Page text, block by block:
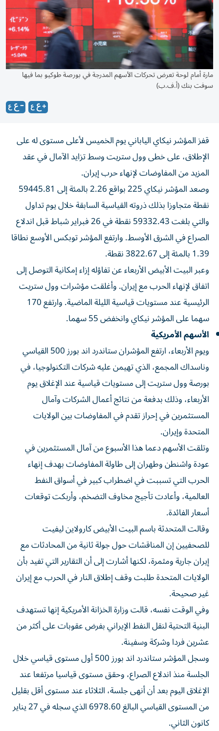
مارة أمام لوحة تعرض تحركات الأسهم المدرجة في بورصة طوكيو بما فيها
سوفت بنك (أ.ف.ب)
قفز المؤشر نيكاي الياباني يوم ​الخميس ⁠لأعلى مستوى ‌له على
الإطلاق، ‌على خطى وول ستريت وسط تزايد الآمال في عقد
المزيد من ‌المفاوضات لإنهاء حرب إيران.
وصعد ⁠المؤشر نيكاي 225 بواقع 2.26 بالمئة إلى 59445.81
نقطة متجاوزا بذلك ذروته القياسية السابقة خلال يوم ​تداول
والتي بلغت 59332.43 نقطة ‌في 26 فبراير شباط قبل اندلاع
الصراع ⁠في الشرق الأوسط. وارتفع المؤشر توبكس الأوسع نطاقا
1.39 بالمئة ​إلى ‌3822.67 نقطة.
وعبر البيت الأبيض ‌الأربعاء عن تفاؤله إزاء إمكانية التوصل إلى
اتفاق ‌لإنهاء الحرب ‌مع إيران. ⁠وأغلقت مؤشرات ‌وول ستريت
الرئيسية عند مستويات قياسية الليلة الماضية. وارتفع ⁠170
سهما ​على المؤشر نيكاي وانخفض 55 سهما.
الأسهم الأمريكية
ويوم الأربعاء، ارتفع المؤشران ستاندرد اند بورز 500 القياسي
وناسداك المجمع، الذي تهيمن عليه شركات التكنولوجيا، في
بورصة وول ستريت إلى مستويات قياسية عند الإغلاق يوم
الأربعاء، وذلك بدفعة من ‌نتائج أعمال الشركات وآمال
المستثمرين في إحراز تقدم في المفاوضات بين الولايات
المتحدة وإيران.
وتلقت الأسهم ​دعما هذا ⁠الأسبوع من آمال المستثمرين في
عودة واشنطن وطهران إلى طاولة ‌المفاوضات بهدف إنهاء
الحرب التي ‌تسببت في اضطراب كبير في أسواق النفط
العالمية، وأعادت تأجيج مخاوف التضخم، وأربكت توقعات
أسعار الفائدة.
وقالت المتحدثة باسم البيت الأبيض كارولاين ليفيت
للصحفيين إن المناقشات حول جولة ثانية من ‌المحادثات مع
إيران جارية ومثمرة، لكنها أشارت إلى أن التقارير التي تفيد بأن
الولايات المتحدة ⁠طلبت وقف إطلاق النار في الحرب مع إيران
غير صحيحة.
وفي الوقت نفسه، قالت وزارة الخزانة الأمريكية إنها تستهدف
البنية التحتية لنقل النفط الإيراني بفرض عقوبات على أكثر من
عشرين فردا وشركة وسفينة.
وسجل المؤشر ستاندرد اند بورز 500 أول مستوى قياسي خلال
الجلسة منذ اندلاع الصراع، وحقق مستوى قياسيا مرتفعا عند
الإغلاق اليوم بعد أن أنهى جلسة، الثلاثاء عند مستوى أقل بقليل
من المستوى القياسي البالغ 6978.60 الذي سجله ‌في 27 يناير
كانون الثاني.